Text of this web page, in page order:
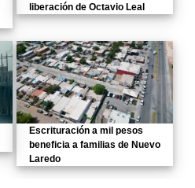
liberación de Octavio Leal
Escrituración a mil pesos
beneficia a familias de Nuevo
Laredo